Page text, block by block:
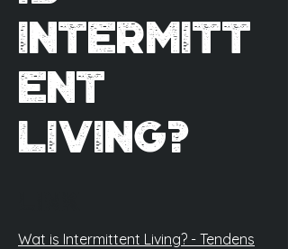
Intermitt
ent
Living?
Wat is Intermittent Living? - Tendens